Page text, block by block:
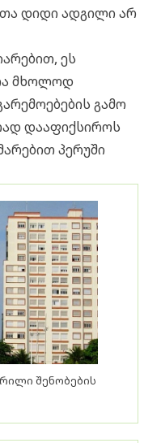
დიდი ადგილი არ
ეს
მხოლოდ
გამო
დააფიქსიროს
პერუში
შენობების